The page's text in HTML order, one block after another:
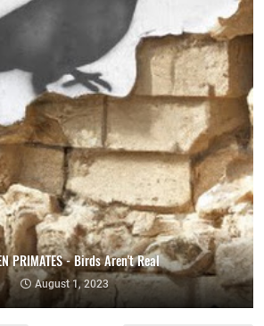
PRIMATES - Birds Aren't Real
August 1, 2023